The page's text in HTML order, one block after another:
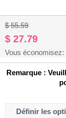
$ 55.59
$ 27.79
Vous économisez:
Remarque :
Définir les